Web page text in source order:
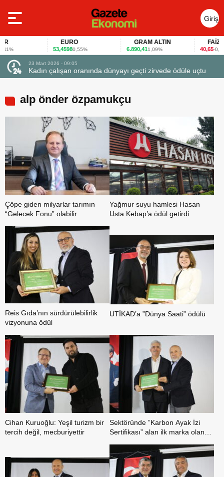
Giriş
Yap
EURO
53,45980,55%
GRAM ALTIN
6.890,411,09%
FAİZ
40,65 -0,12%
uçtu
23 Mart 2026 - 07:12
Firmalar gıda fuarlarını bu anket ile değerlendirdi
alp önder özpamukçu
Çöpe giden milyarlar tarımın
“Gelecek Fonu” olabilir
Yağmur suyu hamlesi Hasan
Usta Kebap’a ödül getirdi
Reis Gıda’nın sürdürülebilirlik
vizyonuna ödül
UTİKAD’a ”Dünya Saati” ödülü
Cihan Kuruoğlu: Yeşil turizm bir
tercih değil, mecburiyettir
Sektöründe ”Karbon Ayak İzi
Sertifikası” alan ilk marka olan
ödülü